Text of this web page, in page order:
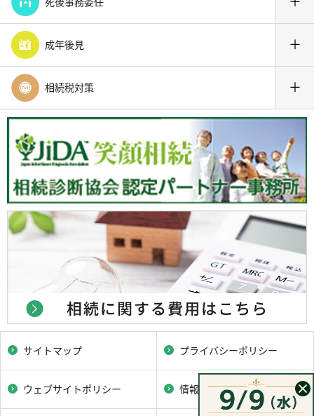
成年後見 ＋
相続税対策 ＋
サイトマップ プライバシーポリシー
ウェブサイトポリシー 情報セキュリティポリシー